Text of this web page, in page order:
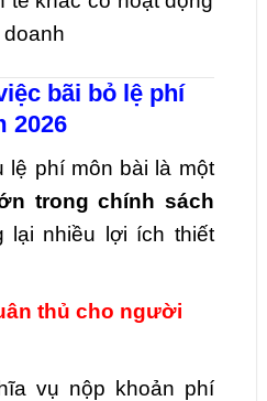
bãi bỏ lệ phí
2026
lệ phí môn bài là một
trong chính sách
lại nhiều lợi ích thiết
thủ cho người
vụ nộp khoản phí